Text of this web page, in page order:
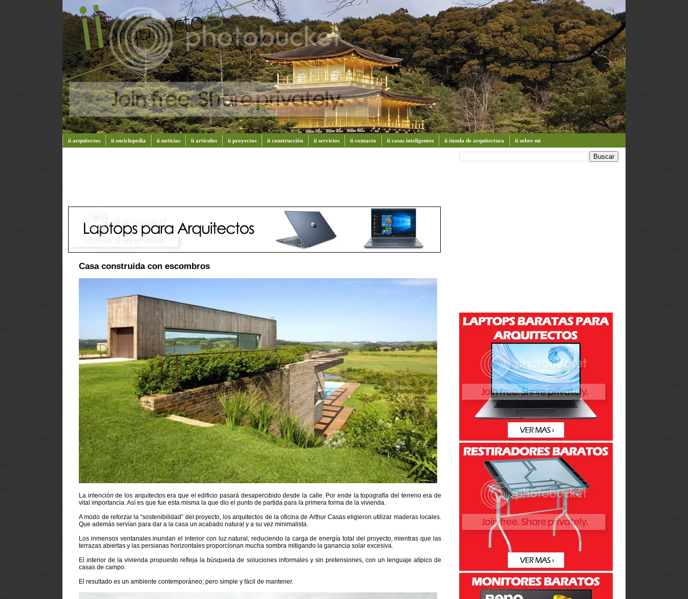
ii arquitectos ii enciclopedia ii noticias ii articulos ii proyectos ii construcción ii servicios ii contacto ii casas inteligentes ii tienda de arquitectura ii sobre mi
Casa construida con escombros
La intención de los arquitectos era que el edificio pasará desapercibido desde la calle. Por ende la topografía del terreno era de
vital importancia. Así es que fue esta misma la que dio el punto de partida para la primera forma de la vivienda.
A modo de reforzar la “sostenibilidad” del proyecto, los arquitectos de la oficina de Arthur Casas eligieron utilizar maderas locales.
Que además servían para dar a la casa un acabado natural y a su vez minimalista.
Los inmensos ventanales inundan el interior con luz natural, reduciendo la carga de energía total del proyecto, mientras que las
terrazas abiertas y las persianas horizontales proporcionan mucha sombra mitigando la ganancia solar excesiva.
El interior de la vivienda propuesto refleja la búsqueda de soluciones informales y sin pretensiones, con un lenguaje atípico de
casas de campo.
El resultado es un ambiente contemporáneo, pero simple y fácil de mantener.